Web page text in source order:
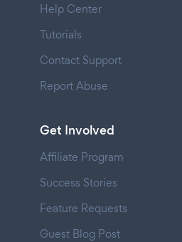
Help Center
Tutorials
Contact Support
Report Abuse
Get Involved
Affiliate Program
Success Stories
Feature Requests
Guest Blog Post